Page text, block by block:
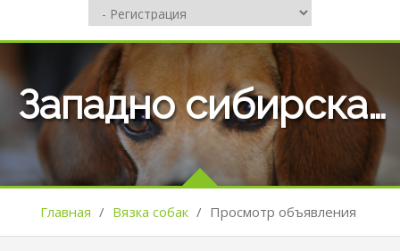
Западно сибирская лайка
Главная / Вязка собак / Просмотр объявления